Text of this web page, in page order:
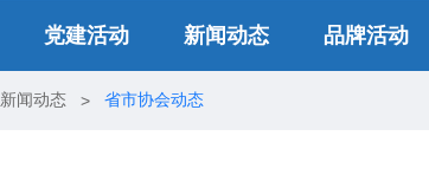
党建活动 新闻动态 品牌活动
新闻动态 > 省市协会动态